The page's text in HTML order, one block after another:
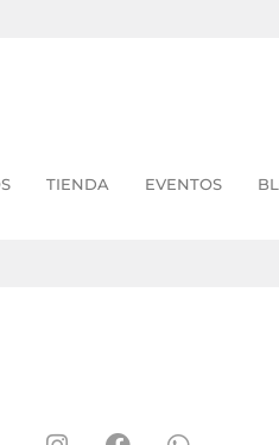
TIENDA EVENTOS